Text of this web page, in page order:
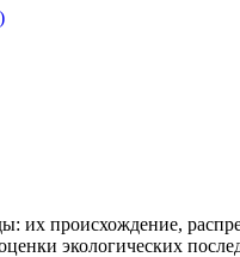
происхождение,
экологических